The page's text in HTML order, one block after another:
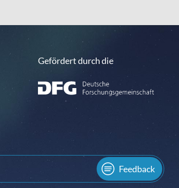
Gefördert durch die
Feedback